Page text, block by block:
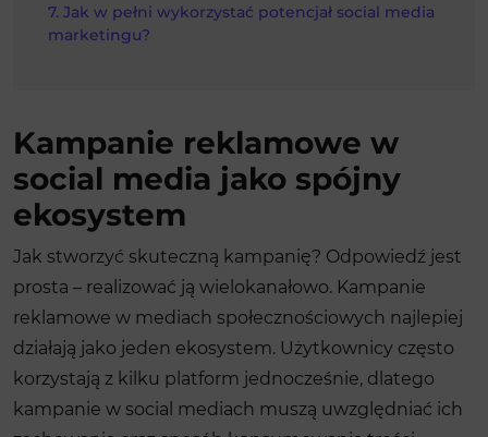
Jak w pełni wykorzystać potencjał social media
marketingu?
Kampanie reklamowe w
social media jako spójny
ekosystem
Jak stworzyć skuteczną kampanię? Odpowiedź jest
prosta – realizować ją wielokanałowo. Kampanie
reklamowe w mediach społecznościowych najlepiej
działają jako jeden ekosystem. Użytkownicy często
korzystają z kilku platform jednocześnie, dlatego
kampanie w social mediach muszą uwzględniać ich